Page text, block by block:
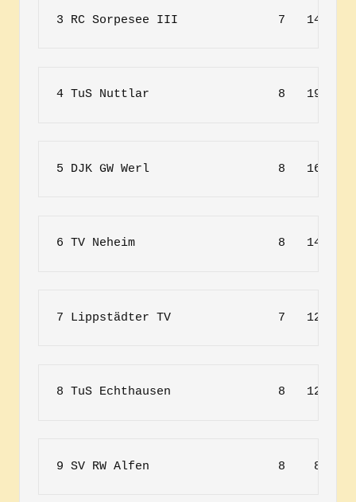
3 RC Sorpesee III              7   14 :
4 TuS Nuttlar                  8   19 :
5 DJK GW Werl                  8   16 :
6 TV Neheim                    8   14 :
7 Lippstädter TV               7   12 :
8 TuS Echthausen               8   12 :
9 SV RW Alfen                  8    8 :